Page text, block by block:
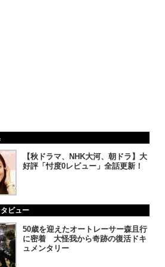
【秋ドラマ、NHK大河、朝ドラ】大
好評「忖度0レビュー」全話更新！
ビュー
50歳を迎えたオートレーサー森且行
に密着 大怪我から奇跡の復活ドキ
ュメンタリー